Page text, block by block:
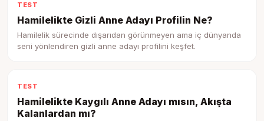
TEST
Hamilelikte Gizli Anne Adayı Profilin Ne?
Hamilelik sürecinde dışarıdan görünmeyen ama iç dünyanda
seni yönlendiren gizli anne adayı profilini keşfet.
TEST
Hamilelikte Kaygılı Anne Adayı mısın, Akışta
Kalanlardan mı?